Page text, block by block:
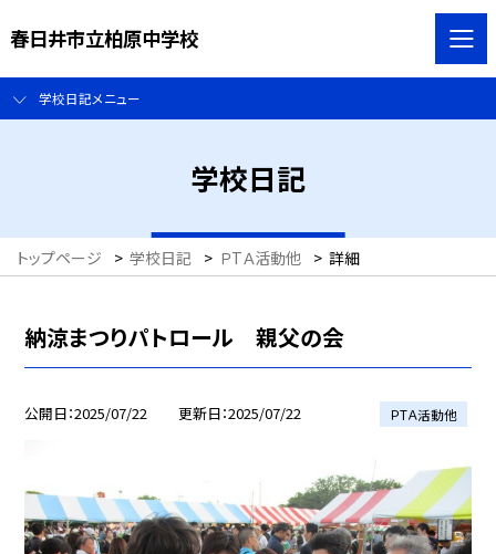
春日井市立柏原中学校
学校日記メニュー
学校日記
トップページ > 学校日記 > ＰTＡ活動他 > 詳細
納涼まつりパトロール 親父の会
公開日 2025/07/22 更新日 2025/07/22 ＰTＡ活動他